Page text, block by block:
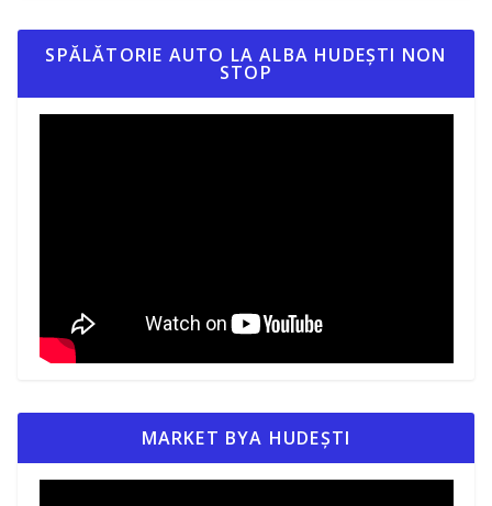
SPĂLĂTORIE AUTO LA ALBA HUDEȘTI NON
STOP
MARKET BYA HUDEȘTI